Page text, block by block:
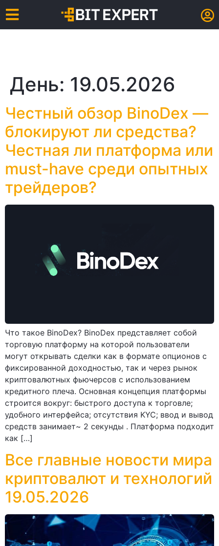
День: 19.05.2026
Честный обзор BinoDex —
блокируют ли средства?
Честная ли платформа или
must-have среди опытных
трейдеров?
Что такое BinoDex? BinoDex представляет собой
торговую платформу на которой пользователи
могут открывать сделки как в формате опционов с
фиксированной доходностью, так и через рынок
криптовалютных фьючерсов с использованием
кредитного плеча. Основная концепция платформы
строится вокруг: быстрого доступа к торговле;
удобного интерфейса; отсутствия KYC; ввод и вывод
средств занимает~ 2 секунды . Платформа подходит
как […]
Все главные новости мира
криптовалют и технологий
19.05.2026